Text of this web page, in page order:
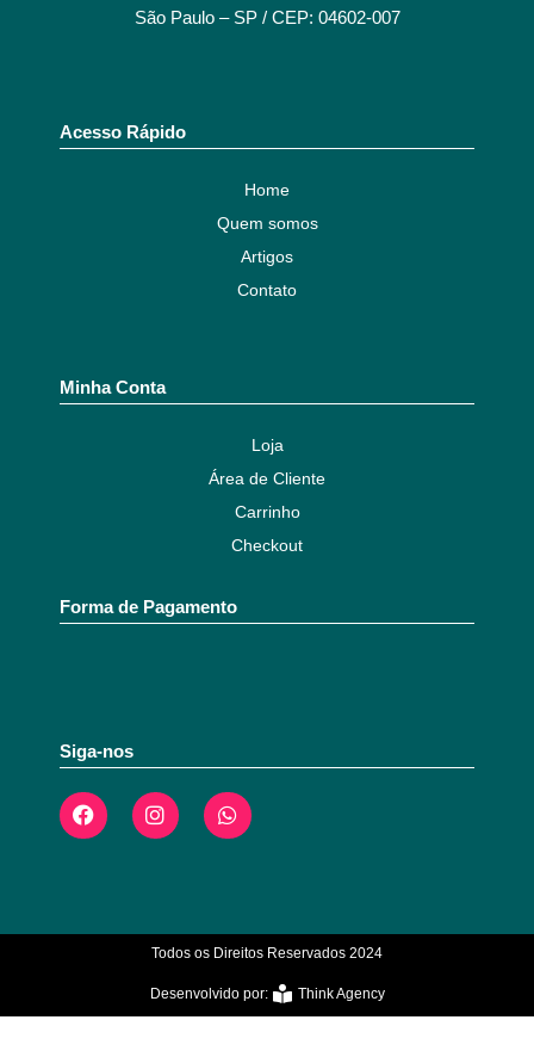
São Paulo – SP / CEP: 04602-007
Acesso Rápido
Home
Quem somos
Artigos
Contato
Minha Conta
Loja
Área de Cliente
Carrinho
Checkout
Forma de Pagamento
Siga-nos
Todos os Direitos Reservados 2024
Desenvolvido por: Think Agency